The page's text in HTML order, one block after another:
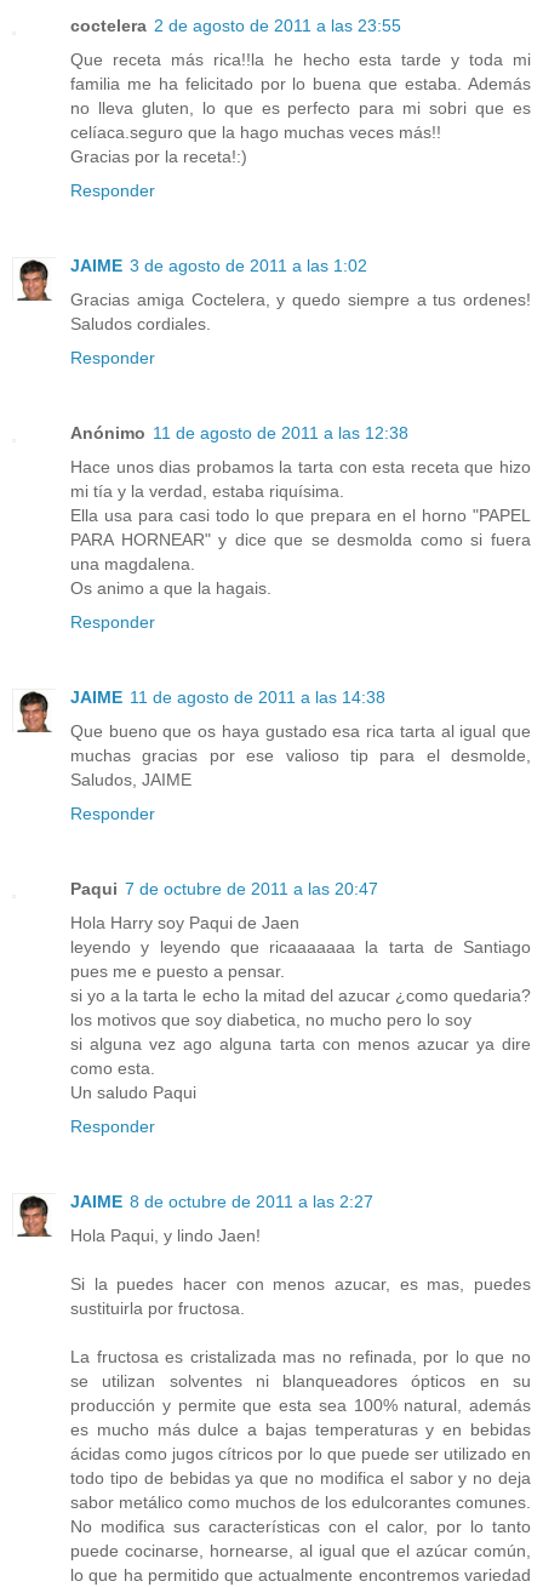
coctelera 2 de agosto de 2011 a las 23:55
Que receta más rica!!la he hecho esta tarde y toda mi
familia me ha felicitado por lo buena que estaba. Además
no lleva gluten, lo que es perfecto para mi sobri que es
celíaca.seguro que la hago muchas veces más!!
Gracias por la receta!:)
Responder
JAIME 3 de agosto de 2011 a las 1:02
Gracias amiga Coctelera, y quedo siempre a tus ordenes!
Saludos cordiales.
Responder
Anónimo 11 de agosto de 2011 a las 12:38
Hace unos dias probamos la tarta con esta receta que hizo
mi tía y la verdad, estaba riquísima.
Ella usa para casi todo lo que prepara en el horno "PAPEL
PARA HORNEAR" y dice que se desmolda como si fuera
una magdalena.
Os animo a que la hagais.
Responder
JAIME 11 de agosto de 2011 a las 14:38
Que bueno que os haya gustado esa rica tarta al igual que
muchas gracias por ese valioso tip para el desmolde,
Saludos, JAIME
Responder
Paqui 7 de octubre de 2011 a las 20:47
Hola Harry soy Paqui de Jaen
leyendo y leyendo que ricaaaaaaa la tarta de Santiago
pues me e puesto a pensar.
si yo a la tarta le echo la mitad del azucar ¿como quedaria?
los motivos que soy diabetica, no mucho pero lo soy
si alguna vez ago alguna tarta con menos azucar ya dire
como esta.
Un saludo Paqui
Responder
JAIME 8 de octubre de 2011 a las 2:27
Hola Paqui, y lindo Jaen!
Si la puedes hacer con menos azucar, es mas, puedes
sustituirla por fructosa.
La fructosa es cristalizada mas no refinada, por lo que no
se utilizan solventes ni blanqueadores ópticos en su
producción y permite que esta sea 100% natural, además
es mucho más dulce a bajas temperaturas y en bebidas
ácidas como jugos cítricos por lo que puede ser utilizado en
todo tipo de bebidas ya que no modifica el sabor y no deja
sabor metálico como muchos de los edulcorantes comunes.
No modifica sus características con el calor, por lo tanto
puede cocinarse, hornearse, al igual que el azúcar común,
lo que ha permitido que actualmente encontremos variedad